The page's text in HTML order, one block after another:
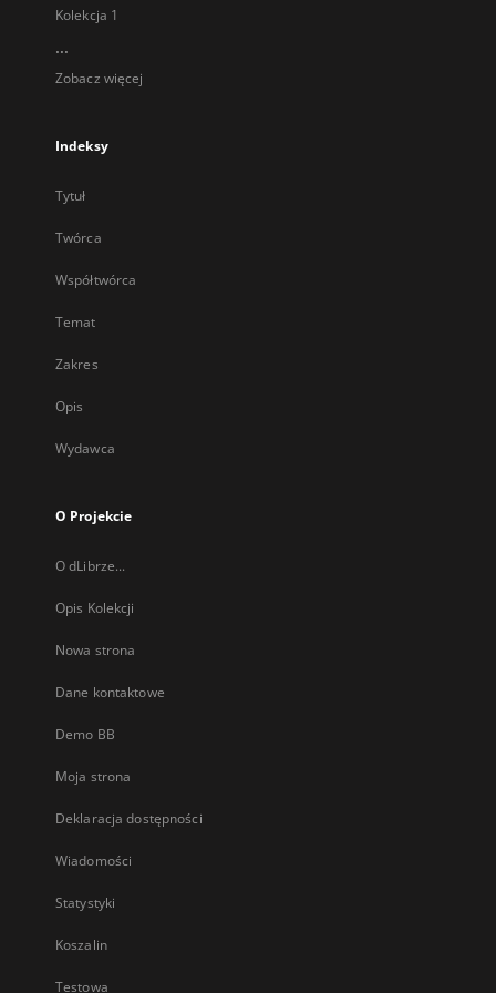
Kolekcja 1
...
Zobacz więcej
Indeksy
Tytuł
Twórca
Współtwórca
Temat
Zakres
Opis
Wydawca
O Projekcie
O dLibrze...
Opis Kolekcji
Nowa strona
Dane kontaktowe
Demo BB
Moja strona
Deklaracja dostępności
Wiadomości
Statystyki
Koszalin
Testowa